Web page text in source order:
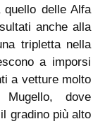
quello delle Alfa
anche alla
tripletta nella
a imporsi
a vetture molto
dove
gradino più alto